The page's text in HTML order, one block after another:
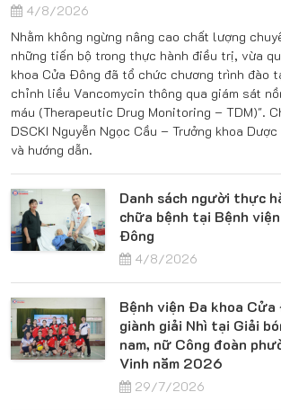
4/8/2026
Nhằm không ngừng nâng cao chất lượng
những tiến bộ trong thực hành điều trị, vừa
khoa Cửa Đông đã tổ chức chương trình đào
chỉnh liều Vancomycin thông qua giám sát
máu (Therapeutic Drug Monitoring – TDM)".
DSCKI Nguyễn Ngọc Cầu – Trưởng khoa
và hướng dẫn.
Danh sách người thực
chữa bệnh tại Bệnh
Đông
4/8/2026
Bệnh viện Đa khoa
giành giải Nhì tại Giải
nam, nữ Công đoàn
Vinh năm 2026
29/7/2026